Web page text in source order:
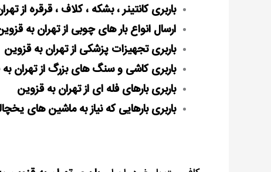
باربری کانتینر ، بشکه ، کلاف ، قرقره از
ارسال انواع بار های چوبی از تهران به
باربری تجهیزات پزشکی از تهران به قزوین
باربری کاشی و سنگ های بزرگ از تهران
باربری بارهای فله ای از تهران به قزوین
باربری بارهایی که نیاز به ماشین های